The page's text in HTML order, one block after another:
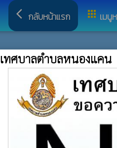
arrow_back_ios กลับหน้าแรก apps เมนู
เทศบาลตำบลหนองแคน